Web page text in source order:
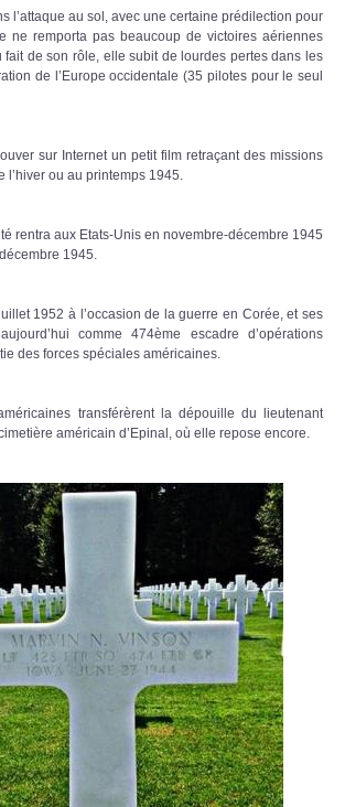
l’attaque au sol, avec une certaine prédilection pour
ne remporta pas beaucoup de victoires aériennes
fait de son rôle, elle subit de lourdes pertes dans les
de l’Europe occidentale (35 pilotes pour le seul
sur Internet un petit film retraçant des missions
l’hiver ou au printemps 1945.
rentra aux Etats-Unis en novembre-décembre 1945
1945.
1952 à l’occasion de la guerre en Corée, et ses
comme 474ème escadre d’opérations
des forces spéciales américaines.
transférèrent la dépouille du lieutenant
américain d’Epinal, où elle repose encore.